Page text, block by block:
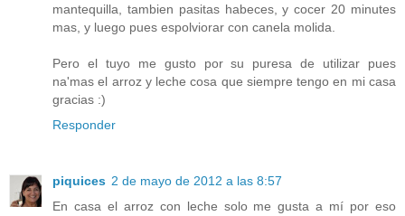
mantequilla, tambien pasitas habeces, y cocer 20 minutes
mas, y luego pues espolviorar con canela molida.
Pero el tuyo me gusto por su puresa de utilizar pues
na'mas el arroz y leche cosa que siempre tengo en mi casa
gracias :)
Responder
piquices 2 de mayo de 2012 a las 8:57
En casa el arroz con leche solo me gusta a mí por eso